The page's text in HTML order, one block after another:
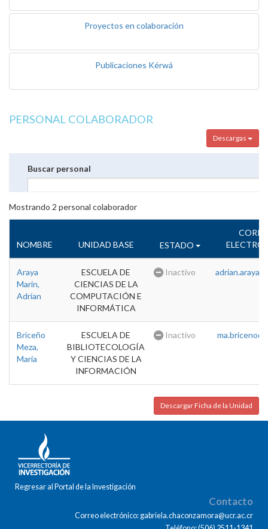
Proyectos en colaboración
Publicaciones Kérwá
PERSONAL COLABORADOR
Descargas
Buscar personal
Mostrando 2 personal colaborador
NOMBRE UNIDAD BASE ESTADO
Araya
Marin,
Adrian
ESCUELA DE
CIENCIAS DE LA
COMPUTACIÓN E
INFORMÁTICA
Inactivo
Briceño
Meza,
Maria
ESCUELA DE
BIBLIOTECOLOGÍA
Y CIENCIAS DE LA
INFORMACIÓN
Inactivo
Descargar Ficha de la Unidad
Regresar al Portal de la Investigación
Contacto
Correo electrónico: gabriela.chaconzamora@ucr.ac.cr